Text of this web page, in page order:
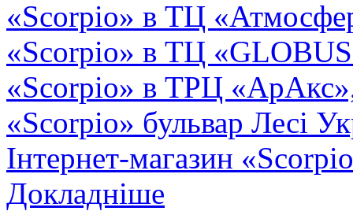
«Scorpio» в ТЦ
«Scorpio» в ТЦ
«Scorpio» в ТРЦ
«Scorpio» бульвар Лесі
Інтернет-магазин
Докладніше